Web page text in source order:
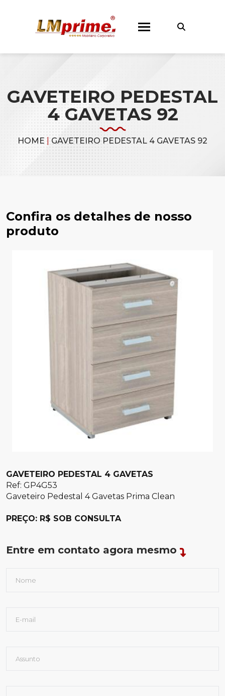
GAVETEIRO PEDESTAL
4 GAVETAS 92
HOME |GAVETEIRO PEDESTAL 4 GAVETAS 92
Confira os detalhes de nosso
produto
GAVETEIRO PEDESTAL 4 GAVETAS
Ref: GP4G53
Gaveteiro Pedestal 4 Gavetas Prima Clean
PREÇO: R$ SOB CONSULTA
Entre em contato agora mesmo